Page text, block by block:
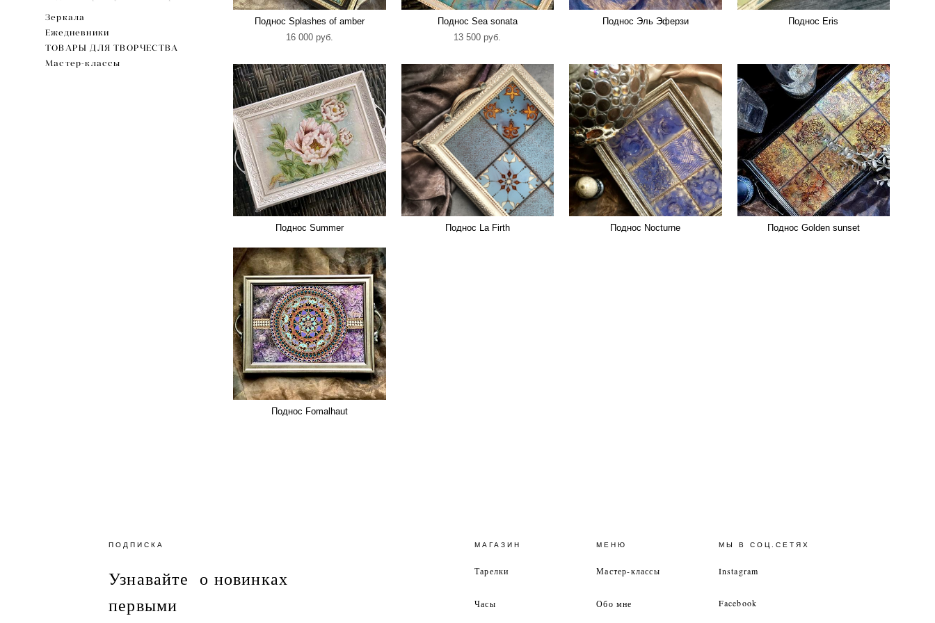
Зеркала
Ежедневники
ТОВАРЫ ДЛЯ ТВОРЧЕСТВА
Мастер-классы
Поднос Splashes of amber
16 000 pуб.
Поднос Sea sonata
13 500 pуб.
Поднос Эль Эферзи Поднос Eris
Поднос Summer Поднос La Firth Поднос Nocturne Поднос Golden sunset
Поднос Fomalhaut
ПОДПИСКА
Узнавайте о новинках
первыми
МАГАЗИН
Тарелки
Часы
МЕНЮ
Мастер-классы
Обо мне
МЫ В СОЦ.СЕТЯХ
Instagram
Facebook